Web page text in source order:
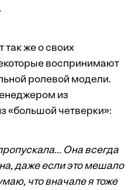
же о своих
воспринимают
ролевой модели.
из
«большой четверки»:
Она всегда
даже если это мешало
что вначале я тоже